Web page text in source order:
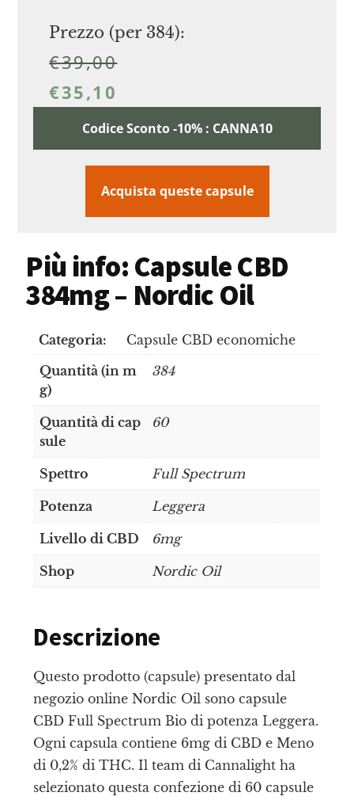
Prezzo (per 384):
€39,00
€35,10
Codice Sconto -10% : CANNA10
Acquista queste capsule
Più info: Capsule CBD
384mg – Nordic Oil
Categoria:
Capsule CBD economiche
Quantità (in m
g)
384
Quantità di cap
sule
60
Spettro Full Spectrum
Potenza Leggera
Livello di CBD 6mg
Shop Nordic Oil
Descrizione
Questo prodotto (capsule) presentato dal
negozio online Nordic Oil sono capsule
CBD Full Spectrum Bio di potenza Leggera.
Ogni capsula contiene 6mg di CBD e Meno
di 0,2% di THC. Il team di Cannalight ha
selezionato questa confezione di 60 capsule